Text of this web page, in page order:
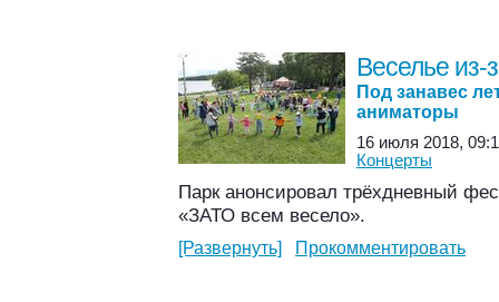
Веселье из-
Под занавес
аниматоры
16 июля 2018,
Концерты
Парк анонсировал трёхдневный
«ЗАТО всем весело».
[Развернуть] Прокомментировать